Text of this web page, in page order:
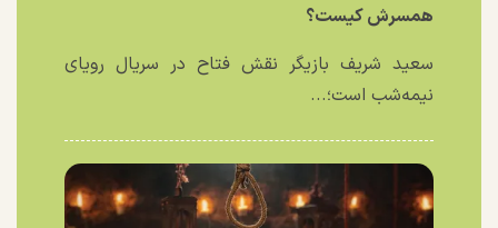
همسرش کیست؟
سعید شریف بازیگر نقش فتاح در سریال رویای
نیمه‌شب است؛...